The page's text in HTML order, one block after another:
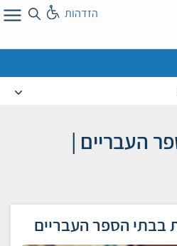
הזדהות
העבריים |
בבתי הספר העבריים